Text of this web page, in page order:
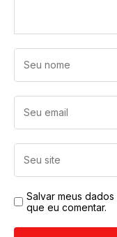
Salvar meus
que eu comentar.